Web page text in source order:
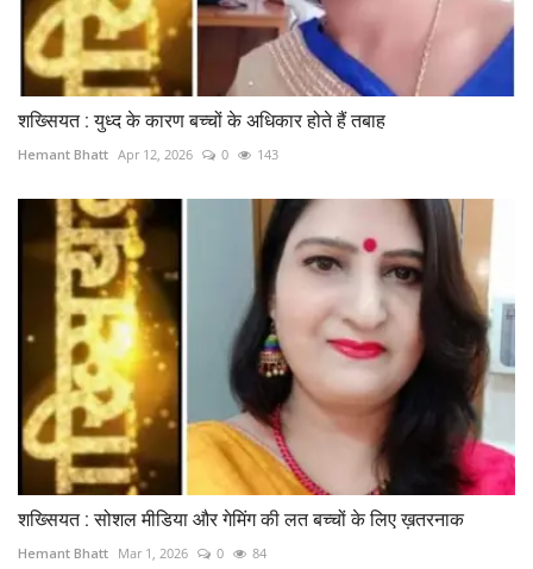
शख्सियत : युध्द के कारण बच्चों के अधिकार होते हैं तबाह
Hemant Bhatt Apr 12, 2026 0 143
शख्सियत : सोशल मीडिया और गेमिंग की लत बच्चों के लिए ख़तरनाक
Hemant Bhatt Mar 1, 2026 0 84